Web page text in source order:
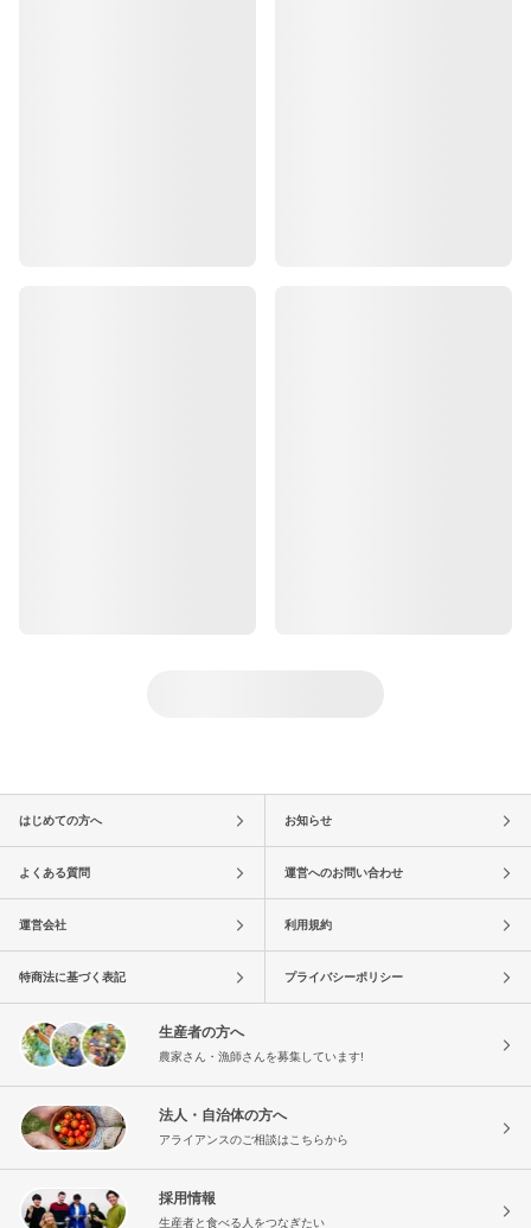
はじめての方へ お知らせ
よくある質問 運営へのお問い合わせ
運営会社 利用規約
特商法に基づく表記 プライバシーポリシー
生産者の方へ
農家さん・漁師さんを募集しています!
法人・自治体の方へ
アライアンスのご相談はこちらから
採用情報
生産者と食べる人をつなぎたい